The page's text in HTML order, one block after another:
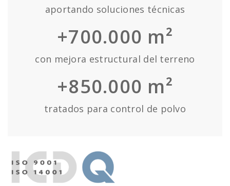
aportando soluciones técnicas
+700.000 m²
con mejora estructural del terreno
+850.000 m²
tratados para control de polvo